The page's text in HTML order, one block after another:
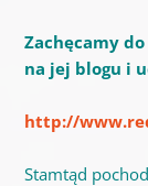
Zachęcamy
na jej blogu i
http://
Stamtąd